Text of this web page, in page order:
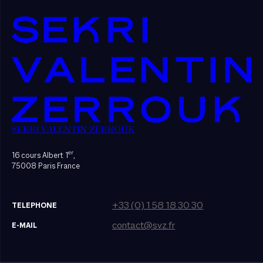
SEKRI VALENTIN ZERROUK
16 cours Albert 1er,
75008 Paris France
TELEPHONE +33 (0) 1 58 18 30 30
E-MAIL contact@svz.fr